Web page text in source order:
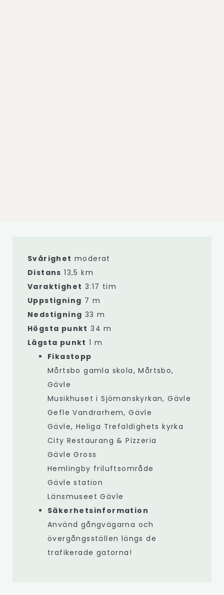
Svårighet moderat
Distans 13,5 km
Varaktighet 3:17 tim
Uppstigning 7 m
Nedstigning 33 m
Högsta punkt 34 m
Lägsta punkt 1 m
Fikastopp
Mårtsbo gamla skola, Mårtsbo,
Gävle
Musikhuset i Sjömanskyrkan, Gävle
Gefle Vandrarhem, Gävle
Gävle, Heliga Trefaldighets kyrka
City Restaurang & Pizzeria
Gävle Gross
Hemlingby friluftsområde
Gävle station
Länsmuseet Gävle
Säkerhetsinformation
Använd gångvägarna och
övergångsställen längs de
trafikerade gatorna!